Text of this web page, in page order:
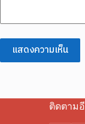
แสดงความเห็น
ติดตาม